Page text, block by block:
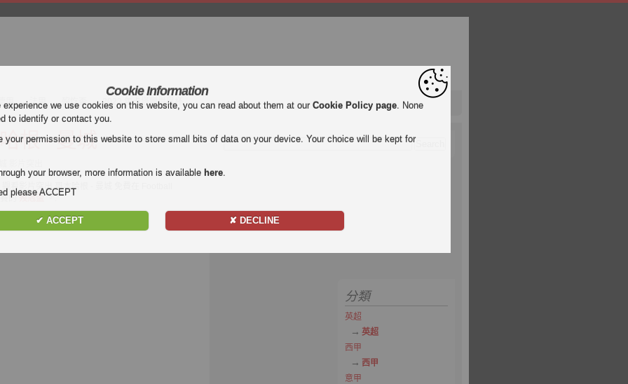
甲 法甲 歿忔盃 2022 年卡塔爾世界杯
根 - 曼城
. 觀看影片突出 哥本哈根 - 曼城 免費在 Football
賽的歿冠盃 。.
分類
英超
英超
西甲
西甲
意甲
Cookie Information
we use cookies on this website, you can read about them at our Cookie Policy page. None
to identify or contact you.
your permission to this website to store small bits of data on your device. Your choice will be kept for
your browser, more information is available here.
please ACCEPT
✔ ACCEPT ✘ DECLINE